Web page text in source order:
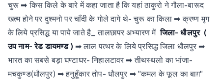
चुरू ➡ किस किले के बारे में कहा जाता है कि यहां ठाकुरो ने गौला-बारूद
खत्म होने पर दुश्मनो पर चाँदी के गोले दागे थे- चुरू का किला ➡ क्रष्ण मृग
के लिये प्रसिद्ध या पाये जाते है_ तालछापर अभ्यारण में जिला- धौलपुर (
उप नाम- रेड डायमण्ड ) ➡ लाल पत्थर के लिये प्रसिद्ध जिला धौलपुर ➡
भारत का सबसे बड़ा घण्टाघर- निहालटावर ➡ तीथस्थलो का भांजा-
मचकुण्ड(धौलपुर) ➡ हनुहूँकार तोप- धौलपुर ➡ "कमल के फूल का बाग़"